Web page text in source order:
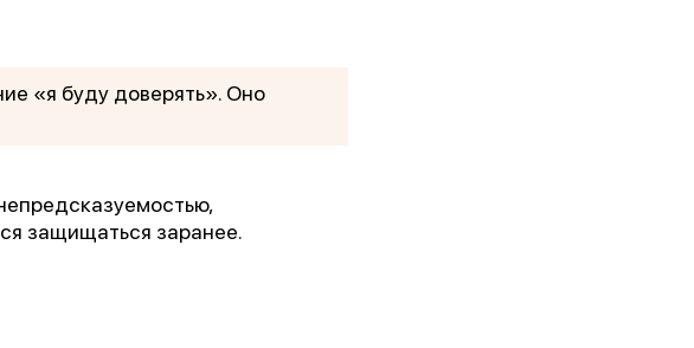
«я буду доверять». Оно
защищаться заранее.